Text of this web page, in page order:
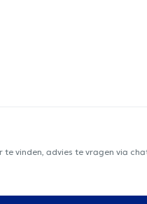
vinden, advies te vragen via